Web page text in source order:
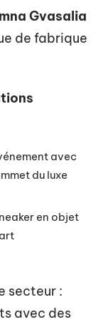
Gvasalia
de fabrique
avec
du luxe
en objet
secteur :
avec des